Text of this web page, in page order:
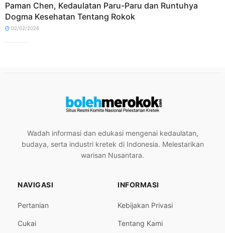
Paman Chen, Kedaulatan Paru-Paru dan Runtuhya
Dogma Kesehatan Tentang Rokok
02/02/2026
Wadah informasi dan edukasi mengenai kedaulatan,
budaya, serta industri kretek di Indonesia. Melestarikan
warisan Nusantara.
NAVIGASI
Pertanian
Cukai
INFORMASI
Kebijakan Privasi
Tentang Kami